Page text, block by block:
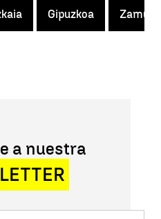
Gipuzkoa
a nuestra